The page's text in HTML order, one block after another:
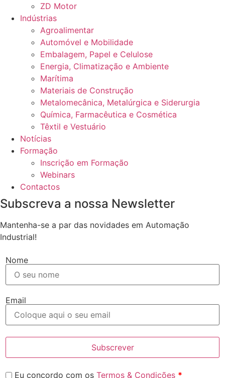
ZD Motor
Indústrias
Agroalimentar
Automóvel e Mobilidade
Embalagem, Papel e Celulose
Energia, Climatização e Ambiente
Marítima
Materiais de Construção
Metalomecânica, Metalúrgica e Siderurgia
Química, Farmacêutica e Cosmética
Têxtil e Vestuário
Notícias
Formação
Inscrição em Formação
Webinars
Contactos
Subscreva a nossa Newsletter
Mantenha-se a par das novidades em Automação
Industrial!
Nome
Email
Subscrever
Eu concordo com os Termos & Condições *